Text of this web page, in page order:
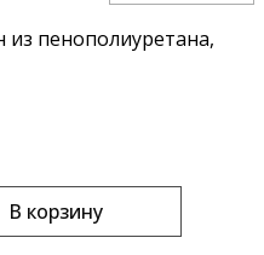
из пенополиуретана,
В корзину